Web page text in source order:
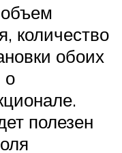
количество
обоих
о
полезен